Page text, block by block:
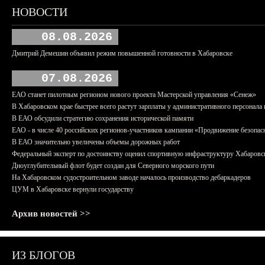
НОВОСТИ
08.08.2026
Дмитрий Демешин объявил режим повышенной готовности в Хабаровске
07.08.2026
ЕАО станет пилотным регионом нового проекта Мастерской управления «Сенеж»
В Хабаровском крае быстрее всего растут зарплаты у административного персонала
В ЕАО обсудили стратегию сохранения исторической памяти
ЕАО - в числе 40 российских регионов-участников кампании «Продвижение
В ЕАО значительно увеличены объемы дорожных работ
Федеральный эксперт по достоинству оценил спортивную инфраструктуру
Дноуглубительный флот будет создан для Северного морского пути
На Хабаровском судостроительном заводе началось производство дебаркадеров
ЦУМ в Хабаровске вернули государству
Архив новостей >>
ИЗ БЛОГОВ